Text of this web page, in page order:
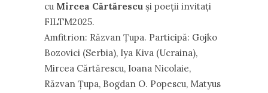
cu Mircea Cărtărescu și poeții invitați
FILTM2025.
Amfitrion: Răzvan Țupa. Participă: Gojko
Bozovici (Serbia), Iya Kiva (Ucraina),
Mircea Cărtărescu, Ioana Nicolaie,
Răzvan Țupa, Bogdan O. Popescu, Matyus